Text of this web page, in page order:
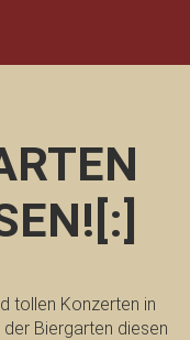
tollen Konzerten in
Biergarten diesen